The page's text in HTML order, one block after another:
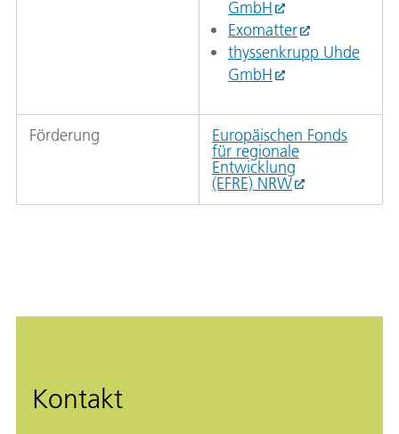
GmbH
Exomatter
thyssenkrupp Uhde
GmbH
Förderung Europäischen Fonds
für regionale
Entwicklung
(EFRE) NRW
Kontakt